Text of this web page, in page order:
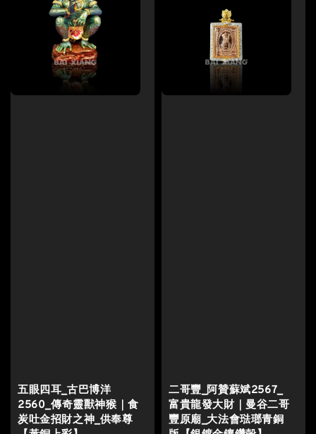
五眼四耳_古巴博洋
2560_傳奇靈獸神猴｜食
炭吐金招財之神_供奉尊
二哥豐_阿贊蘇斌2567_
富貴龍發大財｜曼谷二哥
豐原廟_大法會琺瑯青銅